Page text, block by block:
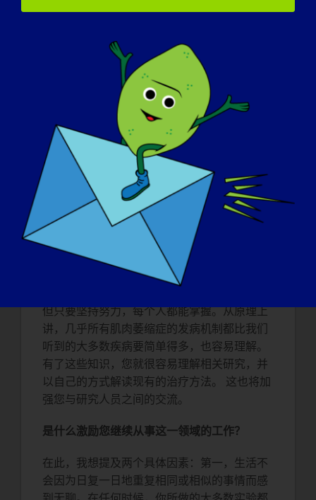
疗。 这种疗法也是针对特定疾病的，已证明能
有效增强肌营养不良糖的糖基化，显著改善肌
肉病理和功能。 所有这些实验性疗法都是利用
我们的 FKRP 小鼠模型进行的，可以进入临床
试验阶段。
您希望患者和其他对 LGMD 感兴趣的人了解哪
些研究信息（您自己的项目和该领域的总体信
那么，我们希望他们清楚地知道他们各自疾病
的性质是什么。重要的是，对于患者和家长来
说，他们的基因有哪些突变。这些信息都至关
重要，因为我们正在进入一个令人兴奋的个体
但只要坚持努力，每个人都能掌握。从原理上
讲，几乎所有肌肉萎缩症的发病机制都比我们
听到的大多数疾病要简单得多，也容易理解。
有了这些知识，您就很容易理解相关研究，并
以自己的方式解读现有的治疗方法。 这也将加
强您与研究人员之间的交流。
是什么激励您继续从事这一领域的工作？
在此，我想提及两个具体因素：第一，生活不
会因为日复一日地重复相同或相似的事情而感